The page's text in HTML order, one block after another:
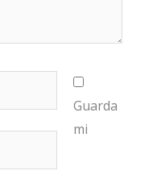
Guarda
mi